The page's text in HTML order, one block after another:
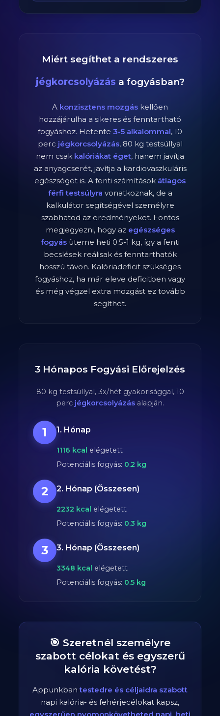
Miért segíthet a rendszeres
jégkorcsolyázás a fogyásban?
A konzisztens mozgás kellően
hozzájárulha a sikeres és fenntartható
fogyáshoz. Hetente 3-5 alkalommal, 10
perc jégkorcsolyázás, 80 kg testsúllyal
nem csak kalóriákat éget, hanem javítja
az anyagcserét, javítja a kardiovaszkuláris
egészséget is. A fenti számítások átlagos
férfi testsúlyra vonatkoznak, de a
kalkulátor segítségével személyre
szabhatod az eredményeket. Fontos
megjegyezni, hogy az egészséges
fogyásüteme heti 0.5-1 kg, így a fenti
becslések reálisak és fenntarthatók
hosszú távon. Kalóriadeficit szükséges
fogyáshoz, ha már eleve deficitben vagy
és még végzel extra mozgást ez tovább
segíthet.
3 Hónapos Fogyási Előrejelzés
80 kg testsúllyal, 3x/hét gyakorisággal, 10
perc jégkorcsolyázás alapján.
1 1. Hónap
1116 kcal elégetett
Potenciális fogyás: 0.2 kg
2 2. Hónap (Összesen)
2232 kcal elégetett
Potenciális fogyás: 0.3 kg
3 3. Hónap (Összesen)
3348 kcal elégetett
Potenciális fogyás: 0.5 kg
🎯 Szeretnél személyre
szabott célokat és egyszerű
kalória követést?
Appunkbantestedre és céljaidra szabott
napi kalória- és fehérjecélokat kapsz,